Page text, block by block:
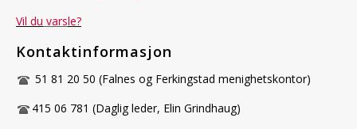
Vil du varsle?
Kontaktinformasjon
51 81 20 50 (Falnes og Ferkingstad menighetskontor)
415 06 781 (Daglig leder, Elin Grindhaug)